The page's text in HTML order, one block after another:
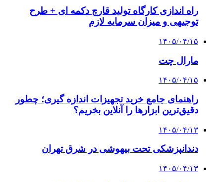
راه اندازی کارگاه تولید قارچ دکمه ای + طرح
توجیهی و میزان سرمایه لازم
۱۴۰۵/۰۴/۱۵
مارال چت
۱۴۰۵/۰۴/۱۵
راهنمای جامع خرید تجهیزات اندازه گیری؛ چطور
دقیق‌ترین ابزارها را آنلاین بخریم؟
۱۴۰۵/۰۴/۱۳
دندانپزشکی تحت بیهوشی در شرق تهران
۱۴۰۵/۰۴/۱۳